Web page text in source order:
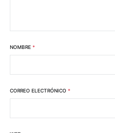
NOMBRE *
CORREO ELECTRÓNICO *